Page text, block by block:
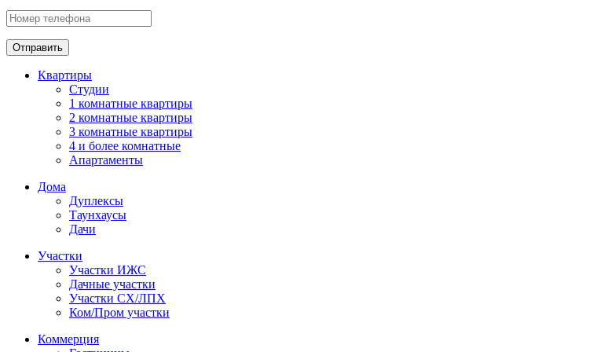
Отправить
Квартиры
Студии
1 комнатные квартиры
2 комнатные квартиры
3 комнатные квартиры
4 и более комнатные
Апартаменты
Дома
Дуплексы
Таунхаусы
Дачи
Участки
Участки ИЖС
Дачные участки
Участки СХ/ЛПХ
Ком/Пром участки
Коммерция